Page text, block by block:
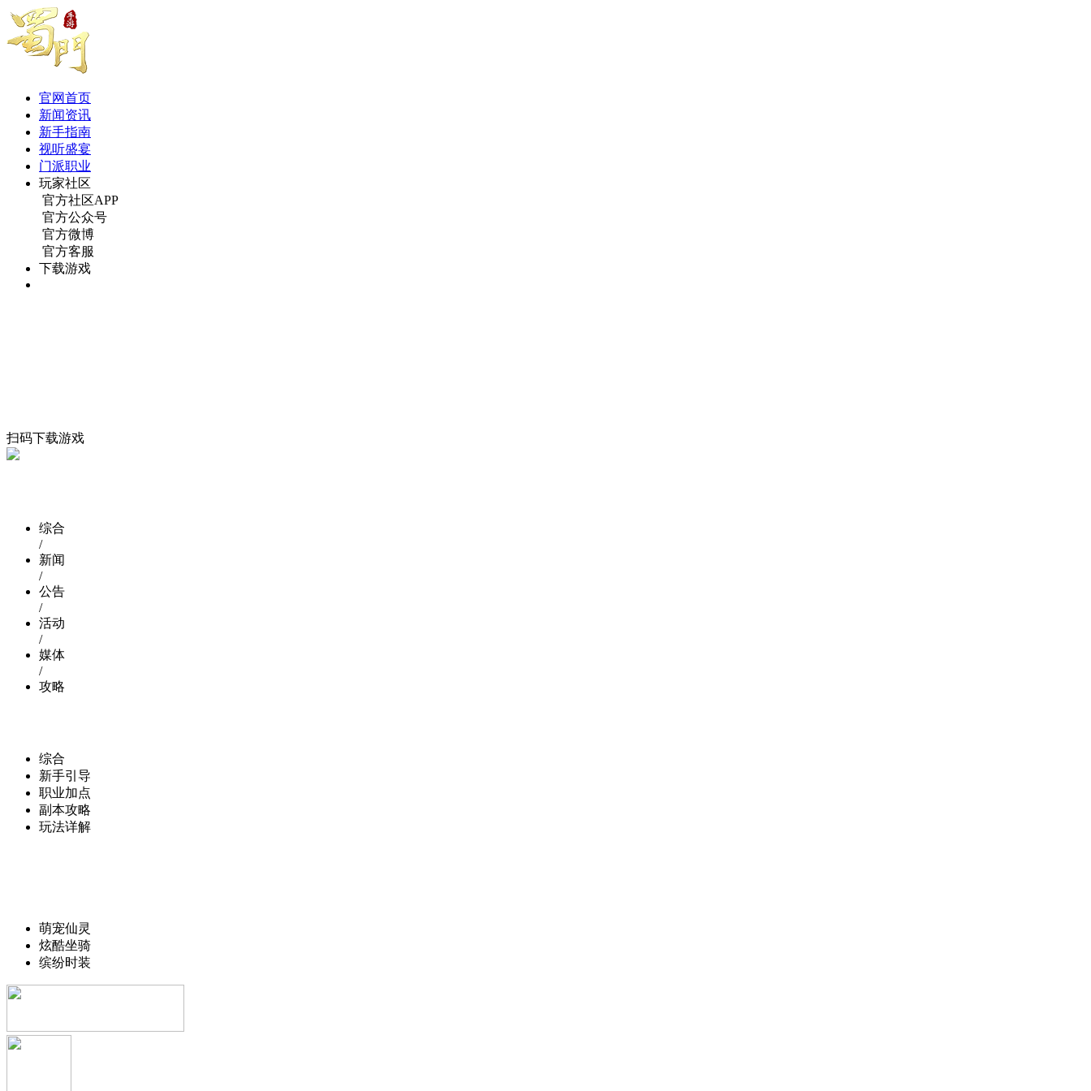
官网首页
新闻资讯
新手指南
视听盛宴
门派职业
玩家社区
官方社区APP
官方公众号
官方微博
官方客服
下载游戏
扫码下载游戏
综合
/
新闻
/
公告
/
活动
/
媒体
/
攻略
综合
新手引导
职业加点
副本攻略
玩法详解
萌宠仙灵
炫酷坐骑
缤纷时装